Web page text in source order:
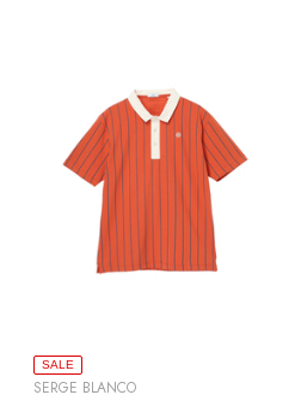
SALE
SERGE BLANCO